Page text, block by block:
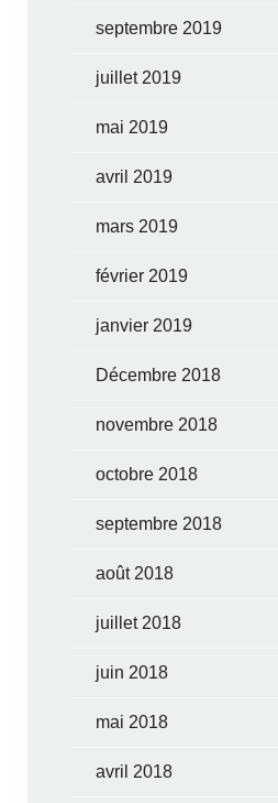
septembre 2019
juillet 2019
mai 2019
avril 2019
mars 2019
février 2019
janvier 2019
Décembre 2018
novembre 2018
octobre 2018
septembre 2018
août 2018
juillet 2018
juin 2018
mai 2018
avril 2018